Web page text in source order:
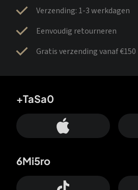
Verzending: 1-3 werkdagen
Eenvoudig retourneren
Gratis verzending vanaf €150
+TaSa0
6Mi5ro